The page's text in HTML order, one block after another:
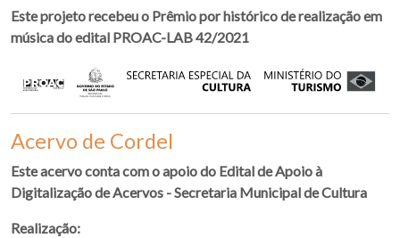
Este projeto recebeu o Prêmio por histórico de realização em
música do edital PROAC-LAB 42/2021
Acervo de Cordel
Este acervo conta com o apoio do Edital de Apoio à
Digitalização de Acervos - Secretaria Municipal de Cultura
Realização: